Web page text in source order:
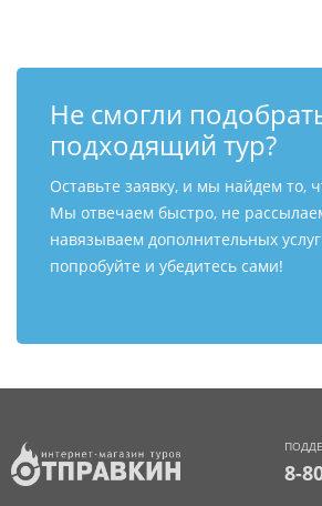
Не смогли
подходящий тур?
Оставьте заявку, и мы найдем то,
Мы отвечаем быстро, не
навязываем дополнительных
попробуйте и убедитесь сами!
8-